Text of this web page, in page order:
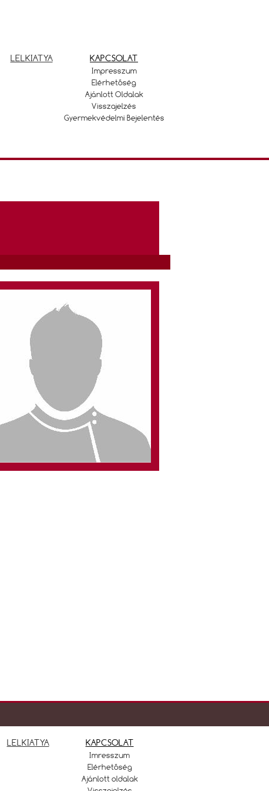
LELKIATYA KAPCSOLAT
Impresszum
Elérhetőség
Ajánlott Oldalak
Visszajelzés
Gyermekvédelmi Bejelentés
LELKIATYA KAPCSOLAT
Imresszum
Elérhetőség
Ajánlott oldalak